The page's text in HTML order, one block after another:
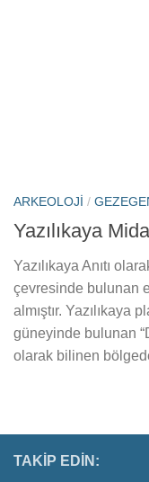
ARKEOLOJI /
Yazılıkaya
Yazılıkaya Anıtı
çevresinde bulunan
almıştır. Yazılıkaya
güneyinde bulunan
olarak bilinen
TAKIP EDIN: